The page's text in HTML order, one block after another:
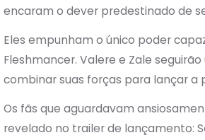
encaram o dever predestinado de
Eles empunham o único poder
Fleshmancer. Valere e Zale
combinar suas forças para lançar a
Os fãs que aguardavam
revelado no trailer de lançamento: